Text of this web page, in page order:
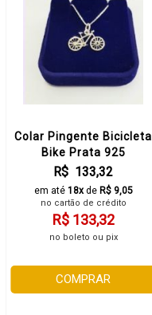
Colar Pingente Bicicleta
Bike Prata 925
R$ 133,32
em até 18xde R$ 9,05
no cartão de crédito
R$ 133,32
no boleto ou pix
COMPRAR